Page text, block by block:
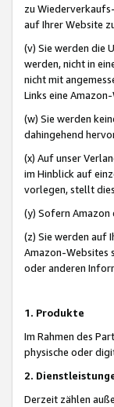
zu
auf Ihrer Website
(v) Sie werden die
werden, nicht in
nicht mit
Links eine
(w) Sie werden
dahingehend
(x) Auf unser
im Hinblick auf
vorlegen, stellt
(y) Sofern
(z) Sie werden auf
Amazon-Websites
oder anderen
1. Produkte
Im Rahmen des
physische oder
2.
Derzeit zählen